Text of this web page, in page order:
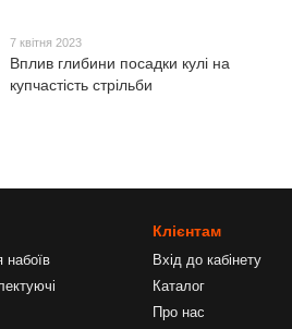
7 квітня 2023
Вплив глибини посадки кулі на
купчастість стрільби
набоїв
Клієнтам
Вхід до кабінету
Каталог
Про нас